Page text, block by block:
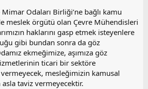
Odaları Birliği’ne bağlı kamu
meslek örgütü olan Çevre Mühendisleri
haklarını gasp etmek isteyenlere
gibi bundan sonra da göz
ekmeğimize, aşımıza göz
ticari bir sektöre
mesleğimizin kamusal
taviz vermeyecektir.